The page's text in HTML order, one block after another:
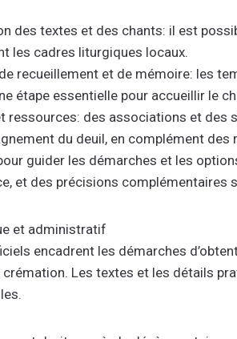
des textes et des chants: il est
les cadres liturgiques locaux.
recueillement et de mémoire: les
étape essentielle pour accueillir le
ressources: des associations et
du deuil, en complément
guider les démarches et les
et des précisions complémentaires
et administratif
encadrent les démarches
Les textes et les détails